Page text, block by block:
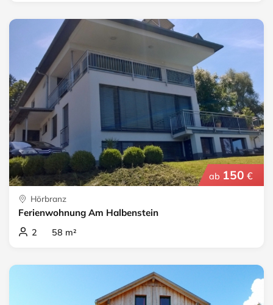
ab 150 €
Hörbranz
Ferienwohnung Am Halbenstein
2 58 m²